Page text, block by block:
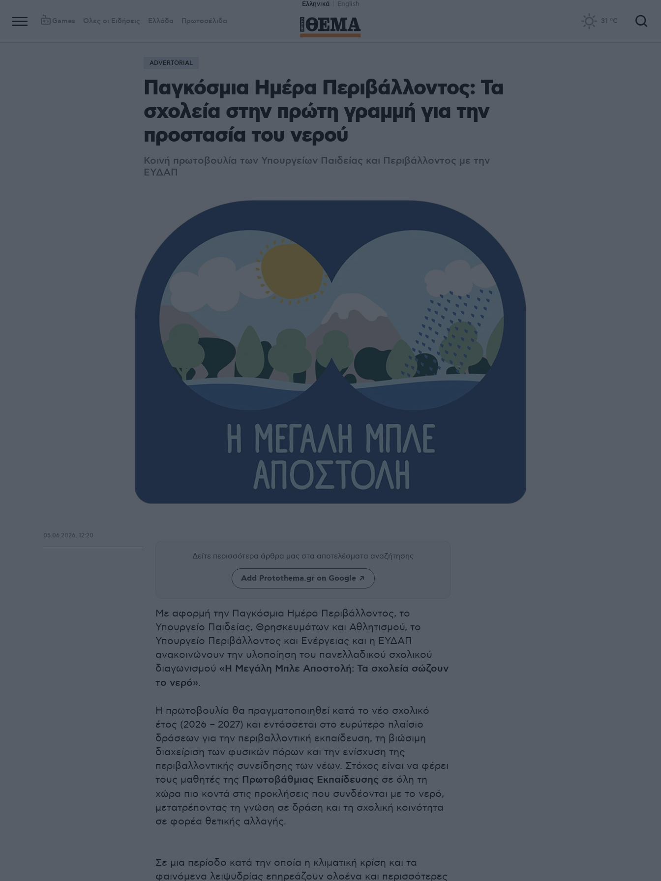
Ελληνικά English
Games Όλες οι Ειδήσεις Ελλάδα Πρωτοσέλιδα 31 °C
ADVERTORIAL
Παγκόσμια Ημέρα Περιβάλλοντος: Τα
σχολεία στην πρώτη γραμμή για την
προστασία του νερού
Κοινή πρωτοβουλία των Υπουργείων Παιδείας και Περιβάλλοντος με την
ΕΥΔΑΠ
Δείτε περισσότερα άρθρα μας στα αποτελέσματα αναζήτησης
Add Protothema.gr on Google
Με αφορμή την Παγκόσμια Ημέρα Περιβάλλοντος, το
Υπουργείο Παιδείας, Θρησκευμάτων και Αθλητισμού, το
Υπουργείο Περιβάλλοντος και Ενέργειας και η ΕΥΔΑΠ
ανακοινώνουν την υλοποίηση του πανελλαδικού σχολικού
διαγωνισμού «Η Μεγάλη Μπλε Αποστολή: Τα σχολεία σώζουν
το νερό».
Η πρωτοβουλία θα πραγματοποιηθεί κατά το νέο σχολικό
έτος (2026 – 2027) και εντάσσεται στο ευρύτερο πλαίσιο
δράσεων για την περιβαλλοντική εκπαίδευση, τη βιώσιμη
διαχείριση των φυσικών πόρων και την ενίσχυση της
περιβαλλοντικής συνείδησης των νέων. Στόχος είναι να φέρει
τους μαθητές της Πρωτοβάθμιας Εκπαίδευσης σε όλη τη
χώρα πιο κοντά στις προκλήσεις που συνδέονται με το νερό,
μετατρέποντας τη γνώση σε δράση και τη σχολική κοινότητα
σε φορέα θετικής αλλαγής.
Σε μια περίοδο κατά την οποία η κλιματική κρίση και τα
φαινόμενα λειψυδρίας επηρεάζουν ολοένα και περισσότερες
05.06.2026, 12:20